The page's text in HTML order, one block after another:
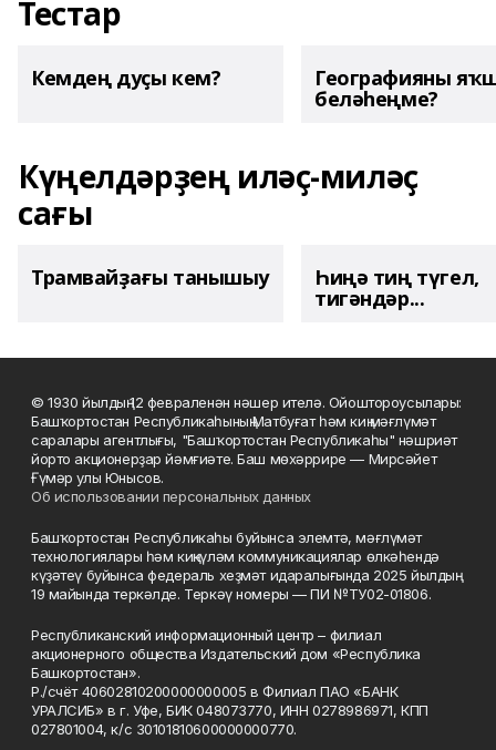
Тестар
Кемдең дуҫы кем? Географияны
беләһеңме?
Күңелдәрҙең иләҫ-миләҫ
сағы
Трамвайҙағы танышыу Һиңә тиң түгел,
тигәндәр...
© 1930 йылдың 12 февраленән нәшер ителә. Ойоштороусылары:
Башҡортостан Республикаһының Матбуғат һәм киң мәғлүмәт
саралары агентлығы, "Башҡортостан Республикаһы" нәшриәт
йорто акционерҙар йәмғиәте. Баш мөхәррире — Мирсәйет
Ғүмәр улы Юнысов.
Об использовании персональных данных
Башҡортостан Республикаһы буйынса элемтә, мәғлүмәт
технологиялары һәм киңкүләм коммуникациялар өлкәһендә
күҙәтеү буйынса федераль хеҙмәт идаралығында 2025 йылдың
19 майында теркәлде. Теркәү номеры — ПИ №ТУ02-01806.
Республиканский информационный центр – филиал
акционерного общества Издательский дом «Республика
Башкортостан».
Р./счёт 40602810200000000005 в Филиал ПАО «БАНК
УРАЛСИБ» в г. Уфе, БИК 048073770, ИНН 0278986971, КПП
027801004, к/с 30101810600000000770.